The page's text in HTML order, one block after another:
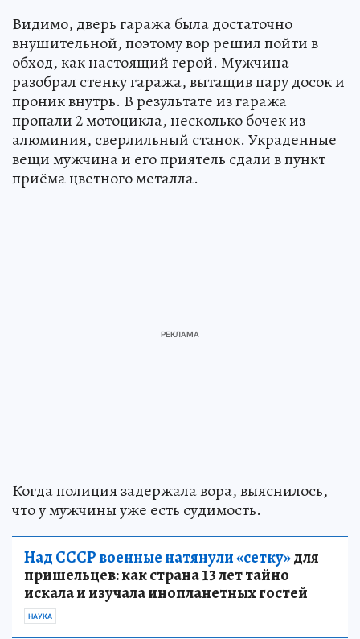
Видимо, дверь гаража была достаточно
внушительной, поэтому вор решил пойти в
обход, как настоящий герой. Мужчина
разобрал стенку гаража, вытащив пару досок и
проник внутрь. В результате из гаража
пропали 2 мотоцикла, несколько бочек из
алюминия, сверлильный станок. Украденные
вещи мужчина и его приятель сдали в пункт
приёма цветного металла.
Когда полиция задержала вора, выяснилось,
что у мужчины уже есть судимость.
Над СССР военные натянули «сетку»для
пришельцев: как страна 13 лет тайно
искала и изучала инопланетных гостей
НАУКА